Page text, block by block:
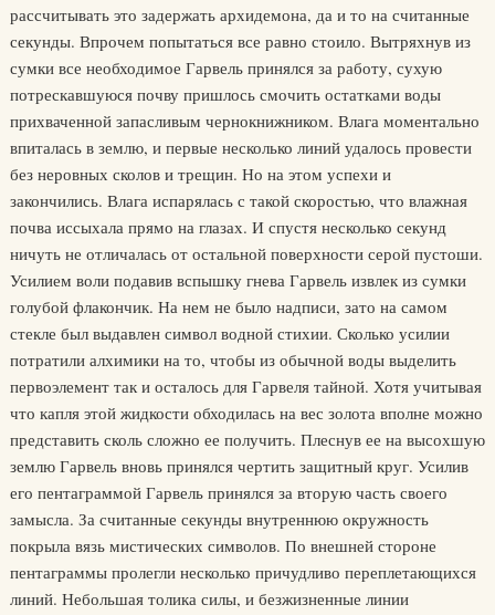
рассчитывать это задержать архидемона, да и то на считанные
секунды. Впрочем попытаться все равно стоило. Вытряхнув из
сумки все необходимое Гарвель принялся за работу, сухую
потрескавшуюся почву пришлось смочить остатками воды
прихваченной запасливым чернокнижником. Влага моментально
впиталась в землю, и первые несколько линий удалось провести
без неровных сколов и трещин. Но на этом успехи и
закончились. Влага испарялась с такой скоростью, что влажная
почва иссыхала прямо на глазах. И спустя несколько секунд
ничуть не отличалась от остальной поверхности серой пустоши.
Усилием воли подавив вспышку гнева Гарвель извлек из сумки
голубой флакончик. На нем не было надписи, зато на самом
стекле был выдавлен символ водной стихии. Сколько усилии
потратили алхимики на то, чтобы из обычной воды выделить
первоэлемент так и осталось для Гарвеля тайной. Хотя учитывая
что капля этой жидкости обходилась на вес золота вполне можно
представить сколь сложно ее получить. Плеснув ее на высохшую
землю Гарвель вновь принялся чертить защитный круг. Усилив
его пентаграммой Гарвель принялся за вторую часть своего
замысла. За считанные секунды внутреннюю окружность
покрыла вязь мистических символов. По внешней стороне
пентаграммы пролегли несколько причудливо переплетающихся
линий. Небольшая толика силы, и безжизненные линии